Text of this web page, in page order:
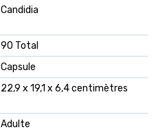
Candidia
90 Total
Capsule
22,9 x 19,1 x 6,4 centimètres
Adulte